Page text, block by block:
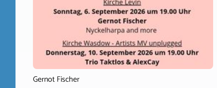
Gernot Fischer